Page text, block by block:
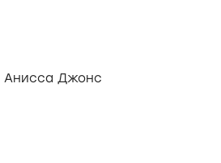
Анисса Джонс